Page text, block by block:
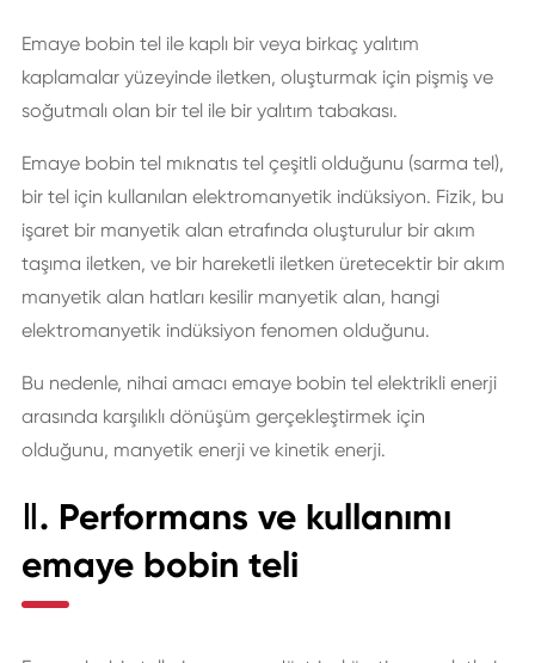
Emaye bobin tel ile kaplı bir veya birkaç yalıtım
kaplamalar yüzeyinde iletken, oluşturmak için pişmiş ve
soğutmalı olan bir tel ile bir yalıtım tabakası.
Emaye bobin tel mıknatıs tel çeşitli olduğunu (sarma tel),
bir tel için kullanılan elektromanyetik indüksiyon. Fizik, bu
işaret bir manyetik alan etrafında oluşturulur bir akım
taşıma iletken, ve bir hareketli iletken üretecektir bir akım
manyetik alan hatları kesilir manyetik alan, hangi
elektromanyetik indüksiyon fenomen olduğunu.
Bu nedenle, nihai amacı emaye bobin tel elektrikli enerji
arasında karşılıklı dönüşüm gerçekleştirmek için
olduğunu, manyetik enerji ve kinetik enerji.
Ⅱ. Performans ve kullanımı
emaye bobin teli